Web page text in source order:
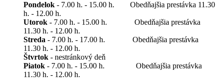
Pondelok - 7.00 h. - 15.00 h. Obedňajšia prestávka 11.30
h. - 12.00 h.
Utorok - 7.00 h. - 15.00 h. Obedňajšia prestávka
11.30 h. - 12.00 h.
Streda - 7.00 h. - 17.00 h. Obedňajšia prestávka
11.30 h. - 12.00 h.
Štvrtok - nestránkový deň
Piatok - 7.00 h. - 15.00 h. Obedňajšia prestávka
11.30 h. - 12.00 h.